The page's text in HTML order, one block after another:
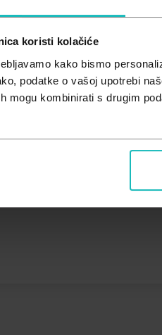
koristi kolačiće
kako bismo
podatke o vašoj upotrebi
mogu kombinirati s drugim